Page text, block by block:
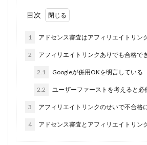
目次
1 アドセンス審査はアフィリエイトリン
2 アフィリエイトリンクありでも合格で
2.1 Googleが併用OKを明言している
2.2 ユーザーファーストを考えると必
3 アフィリエイトリンクのせいで不合格
4 アドセンス審査とアフィリエイトリン